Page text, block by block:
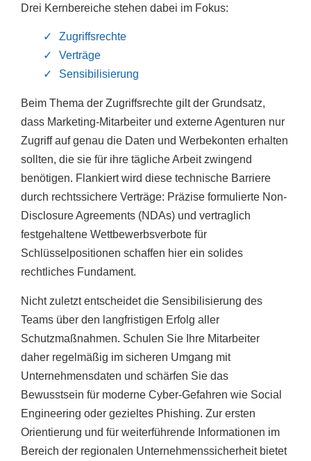
Drei Kernbereiche stehen dabei im Fokus:
Zugriffsrechte
Verträge
Sensibilisierung
Beim Thema der Zugriffsrechte gilt der Grundsatz,
dass Marketing-Mitarbeiter und externe Agenturen nur
Zugriff auf genau die Daten und Werbekonten erhalten
sollten, die sie für ihre tägliche Arbeit zwingend
benötigen. Flankiert wird diese technische Barriere
durch rechtssichere Verträge: Präzise formulierte Non-
Disclosure Agreements (NDAs) und vertraglich
festgehaltene Wettbewerbsverbote für
Schlüsselpositionen schaffen hier ein solides
rechtliches Fundament.
Nicht zuletzt entscheidet die Sensibilisierung des
Teams über den langfristigen Erfolg aller
Schutzmaßnahmen. Schulen Sie Ihre Mitarbeiter
daher regelmäßig im sicheren Umgang mit
Unternehmensdaten und schärfen Sie das
Bewusstsein für moderne Cyber-Gefahren wie Social
Engineering oder gezieltes Phishing. Zur ersten
Orientierung und für weiterführende Informationen im
Bereich der regionalen Unternehmenssicherheit bietet